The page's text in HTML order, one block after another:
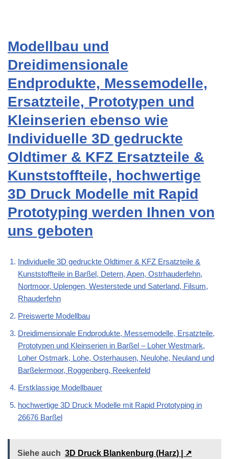
Modellbau und
Dreidimensionale
Endprodukte, Messemodelle,
Ersatzteile, Prototypen und
Kleinserien ebenso wie
Individuelle 3D gedruckte
Oldtimer & KFZ Ersatzteile &
Kunststoffteile, hochwertige
3D Druck Modelle mit Rapid
Prototyping werden Ihnen von
uns geboten
Individuelle 3D gedruckte Oldtimer & KFZ Ersatzteile &
Kunststoffteile in Barßel, Detern, Apen, Ostrhauderfehn,
Nortmoor, Uplengen, Westerstede und Saterland, Filsum,
Rhauderfehn
Preiswerte Modellbau
Dreidimensionale Endprodukte, Messemodelle, Ersatzteile,
Prototypen und Kleinserien in Barßel – Loher Westmark,
Loher Ostmark, Lohe, Osterhausen, Neulohe, Neuland und
Barßelermoor, Roggenberg, Reekenfeld
Erstklassige Modellbauer
hochwertige 3D Druck Modelle mit Rapid Prototyping in
26676 Barßel
Siehe auch 3D Druck Blankenburg (Harz) | ↗️